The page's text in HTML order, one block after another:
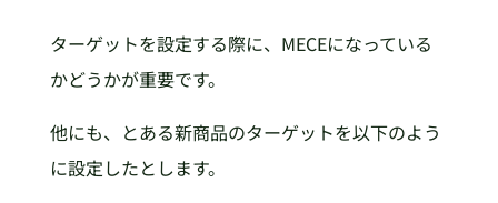
ターゲットを設定する際に、MECEになっている
かどうかが重要です。
他にも、とある新商品のターゲットを以下のよう
に設定したとします。